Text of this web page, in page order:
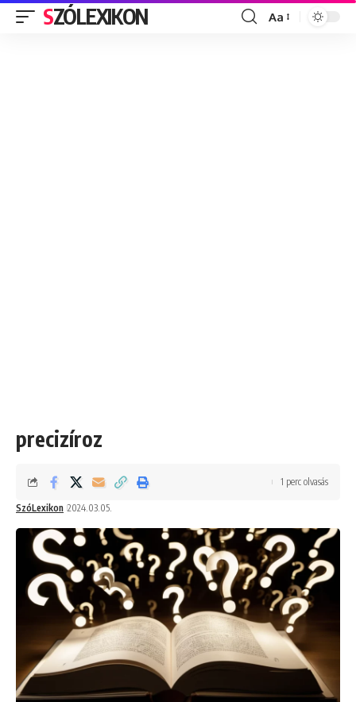
SZÓLEXIKON
Font
Aa
precizíroz
SzóLexikon 2024.03.05.
1 perc olvasás